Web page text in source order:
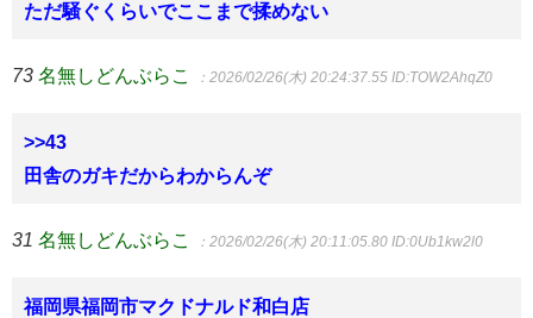
ただ騒ぐくらいでここまで揉めない
73 名無しどんぶらこ ：2026/02/26(木) 20:24:37.55 ID:TOW2AhqZ0
>>43
田舎のガキだからわからんぞ
31 名無しどんぶらこ ：2026/02/26(木) 20:11:05.80 ID:0Ub1kw2l0
福岡県福岡市マクドナルド和白店